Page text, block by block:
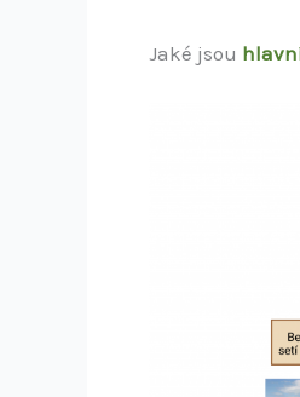
Jaké jsou